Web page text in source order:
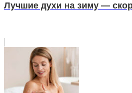
Лучшие духи на зиму —